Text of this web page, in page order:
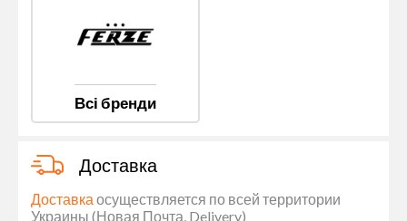
Всі бренди
Доставка
Доставка осуществляется по всей территории
Украины (Новая Почта, Delivery)